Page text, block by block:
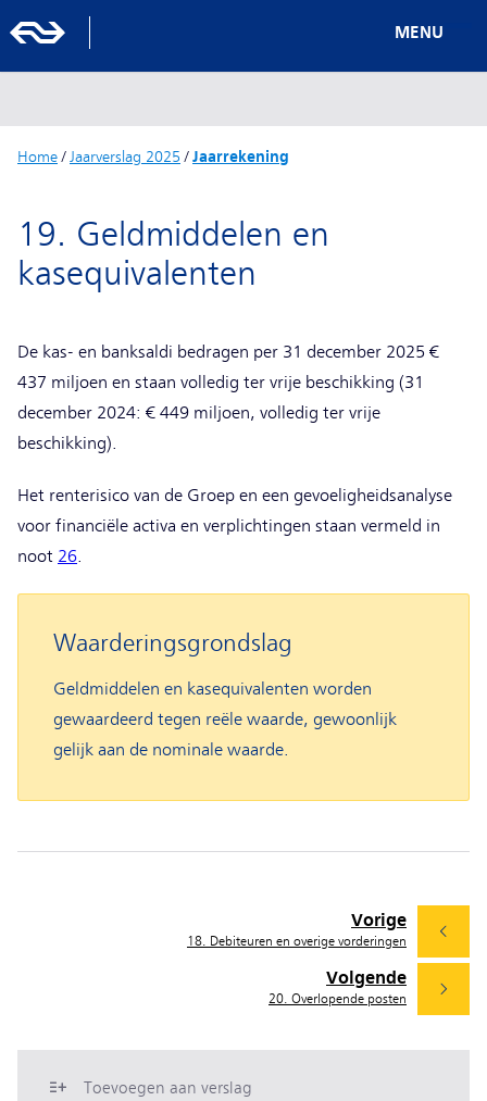
MENU
Home/ Jaarverslag 2025 /Jaarrekening
19. Geldmiddelen en
kasequivalenten
De kas- en banksaldi bedragen per 31 december 2025 €
437 miljoen en staan volledig ter vrije beschikking (31
december 2024: € 449 miljoen, volledig ter vrije
beschikking).
Het renterisico van de Groep en een gevoeligheidsanalyse
voor financiële activa en verplichtingen staan vermeld in
noot 26
Waarderingsgrondslag
Geldmiddelen en kasequivalenten worden
gewaardeerd tegen reële waarde, gewoonlijk
gelijk aan de nominale waarde.
Volgende
20. Overlopende posten
Vorige
18. Debiteuren en overige vorderingen
Toevoegen aan verslag